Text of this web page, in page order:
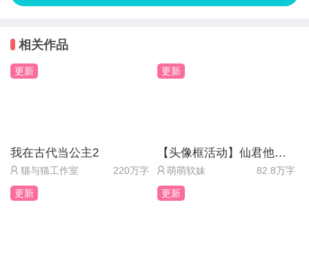
相关作品
更新
我在古代当公主2
猫与猫工作室 220万字
更新
【头像框活动】仙君他道心不稳
萌萌软妹 82.8万字
更新 更新